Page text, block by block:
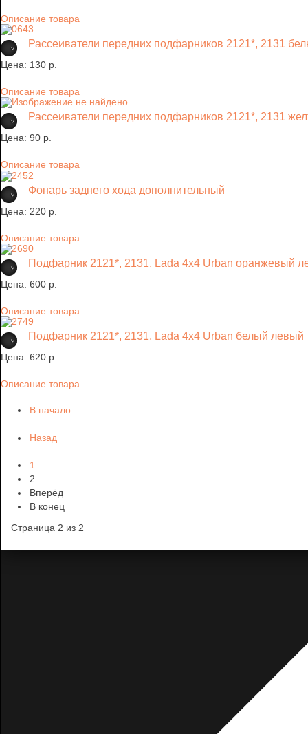
Описание товара
Рассеиватели передних подфарников 2121*, 2131
Цена: 130 p.
Описание товара
Рассеиватели передних подфарников 2121*, 2131
Цена: 90 p.
Описание товара
Фонарь заднего хода дополнительный
Цена: 220 p.
Описание товара
Подфарник 2121*, 2131, Lada 4х4 Urban оранжевый
Цена: 600 p.
Описание товара
Подфарник 2121*, 2131, Lada 4х4 Urban белый левый
Цена: 620 p.
Описание товара
В начало
Назад
1
2
Вперёд
В конец
Страница 2 из 2